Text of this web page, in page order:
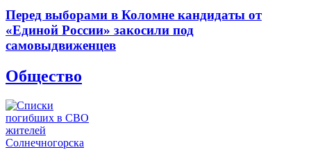
Перед выборами в Коломне кандидаты от
«Единой России» закосили под
самовыдвиженцев
Общество